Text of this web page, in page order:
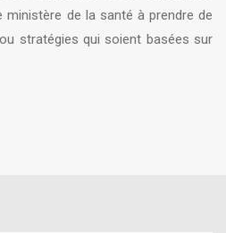
de la santé à prendre de
stratégies qui soient basées sur